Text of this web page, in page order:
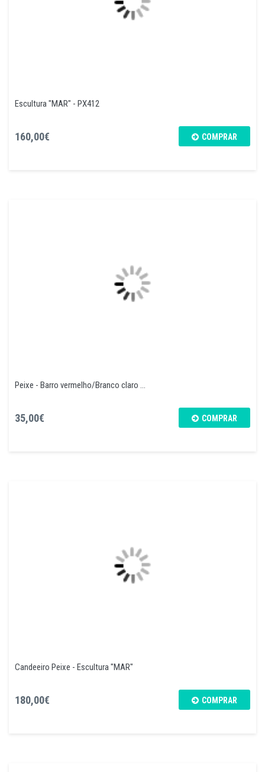
Escultura "MAR" - PX412
160,00€ COMPRAR
Peixe - Barro vermelho/Branco claro ...
35,00€ COMPRAR
Candeeiro Peixe - Escultura "MAR"
180,00€ COMPRAR